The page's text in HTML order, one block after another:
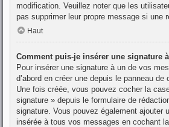
modification. Veuillez noter que les
pas supprimer leur propre message si une
Haut
Comment puis-je insérer une signature
Pour insérer une signature à un de vos
d’abord en créer une depuis le panneau de
Une fois créée, vous pouvez cocher la
signature » depuis le formulaire de
signature. Vous pouvez également ajouter
insérée à tous vos messages en cochant